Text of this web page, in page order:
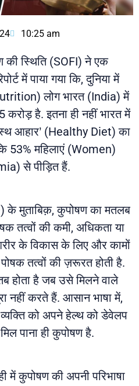
10:25 am
की स्थिति (SOFI) ने एक
में पाया गया कि, दुनिया में
लोग भारत (India) में
है. इतना ही नहीं भारत में
आहार’ (Healthy Diet) का
53% महिलाएं (Women)
से पीड़ित हैं.
के मुताबिक़, कुपोषण का मतलब
तत्वों की कमी, अधिकता या
के विकास के लिए और कामों
तत्वों की ज़रूरत होती है.
होता है जब उसे मिलने वाले
नहीं करते हैं. आसान भाषा में,
को अपने हेल्थ को डेवेलप
पाना ही कुपोषण है.
में कुपोषण की अपनी परिभाषा